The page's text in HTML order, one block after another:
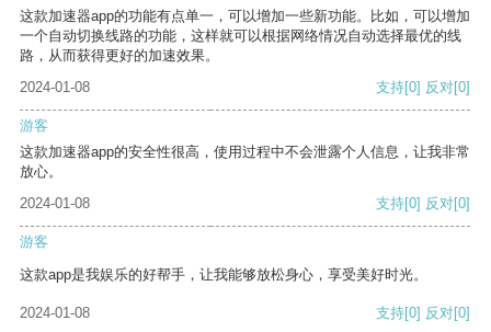
这款加速器app的功能有点单一，可以增加一些新功能。比如，可以增加
一个自动切换线路的功能，这样就可以根据网络情况自动选择最优的线
路，从而获得更好的加速效果。
2024-01-08
支持[0] 反对[0]
游客
这款加速器app的安全性很高，使用过程中不会泄露个人信息，让我非常
放心。
2024-01-08
支持[0] 反对[0]
游客
这款app是我娱乐的好帮手，让我能够放松身心，享受美好时光。
2024-01-08 支持[0] 反对[0]